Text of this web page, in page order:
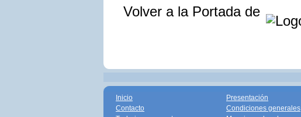
Volver a la Portada de
Inicio
Contacto
Presentación
Condiciones generales